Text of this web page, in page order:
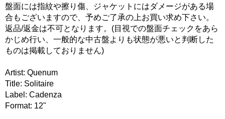
盤面には指紋や擦り傷、ジャケットにはダメージがある場
合もございますので、予めご了承の上お買い求め下さい。
返品/返金は不可となります。(目視での盤面チェックをあら
かじめ行い、一般的な中古盤よりも状態が悪いと判断した
ものは掲載しておりません)
Artist: Quenum
Title: Solitaire
Label: Cadenza
Format: 12"